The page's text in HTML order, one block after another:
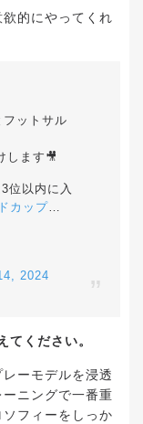
的にやってくれ
フットサル
します🎥
位以内に入
カップ…
2024
ください。
ーモデルを浸透
ニングで一番重
フィーをしっか